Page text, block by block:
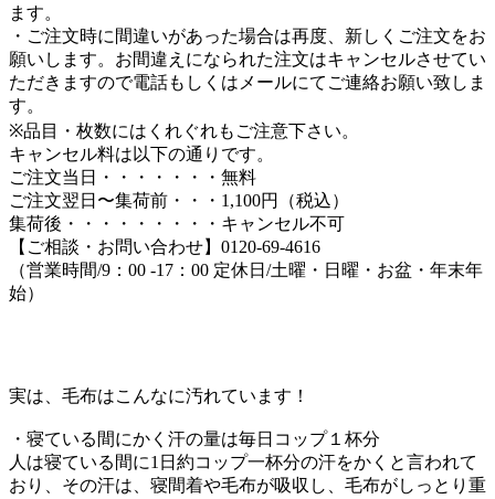
ます。
・ご注文時に間違いがあった場合は再度、新しくご注文をお
願いします。お間違えになられた注文はキャンセルさせてい
ただきますので電話もしくはメールにてご連絡お願い致しま
す。
※品目・枚数にはくれぐれもご注意下さい。
キャンセル料は以下の通りです。
ご注文当日・・・・・・・無料
ご注文翌日〜集荷前・・・1,100円（税込）
集荷後・・・・・・・・・キャンセル不可
【ご相談・お問い合わせ】0120-69-4616
（営業時間/9：00 -17：00 定休日/土曜・日曜・お盆・年末年
始）
実は、毛布はこんなに汚れています！
・寝ている間にかく汗の量は毎日コップ１杯分
人は寝ている間に1日約コップ一杯分の汗をかくと言われて
おり、その汗は、寝間着や毛布が吸収し、毛布がしっとり重